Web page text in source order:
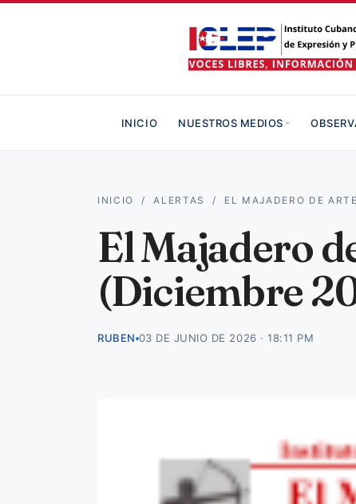
INICIO NUESTROS MEDIOS
INICIO /ALERTAS / EL MAJADERO DE
El Majadero
(Diciembre
RUBEN 03 DE JUNIO DE 2026 · 18:11 PM